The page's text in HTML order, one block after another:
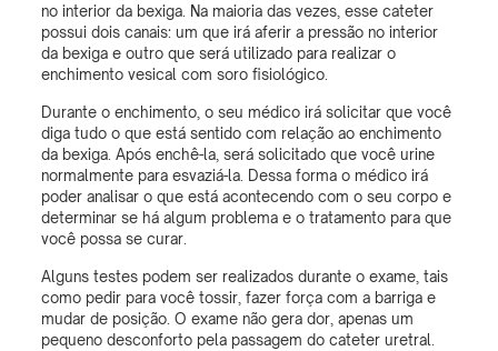
no interior da bexiga. Na maioria das vezes, esse cateter
possui dois canais: um que irá aferir a pressão no interior
da bexiga e outro que será utilizado para realizar o
enchimento vesical com soro fisiológico.
Durante o enchimento, o seu médico irá solicitar que você
diga tudo o que está sentido com relação ao enchimento
da bexiga. Após enchê-la, será solicitado que você urine
normalmente para esvaziá-la. Dessa forma o médico irá
poder analisar o que está acontecendo com o seu corpo e
determinar se há algum problema e o tratamento para que
você possa se curar.
Alguns testes podem ser realizados durante o exame, tais
como pedir para você tossir, fazer força com a barriga e
mudar de posição. O exame não gera dor, apenas um
pequeno desconforto pela passagem do cateter uretral.